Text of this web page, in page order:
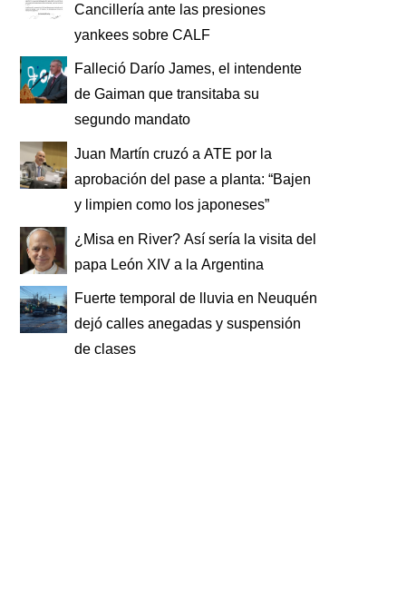
Cancillería ante las presiones
yankees sobre CALF
Falleció Darío James, el intendente
de Gaiman que transitaba su
segundo mandato
Juan Martín cruzó a ATE por la
aprobación del pase a planta: “Bajen
y limpien como los japoneses”
¿Misa en River? Así sería la visita del
papa León XIV a la Argentina
Fuerte temporal de lluvia en Neuquén
dejó calles anegadas y suspensión
de clases